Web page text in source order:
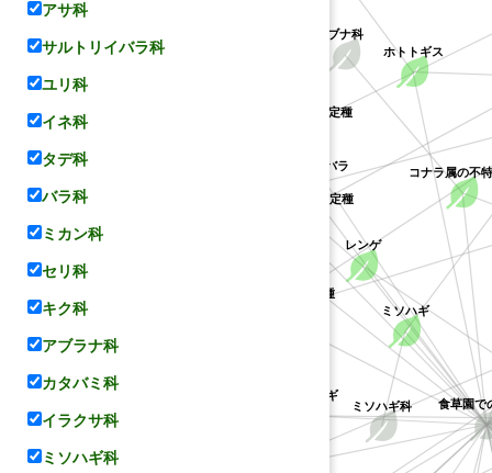
ヤマハギ
レンゲ
サルトリイバラ
ホトトギス
ミソハギ科
ミソハギ
アカネ科
クチナシ属の不特定種
クソカズラ属の不特定種
キジョラン属の不特定種
ブナ科
コナラ属の不
食草園で
アサ科
サルトリイバラ科
ユリ科
イネ科
タデ科
バラ科
ミカン科
セリ科
キク科
アブラナ科
カタバミ科
イラクサ科
ミソハギ科